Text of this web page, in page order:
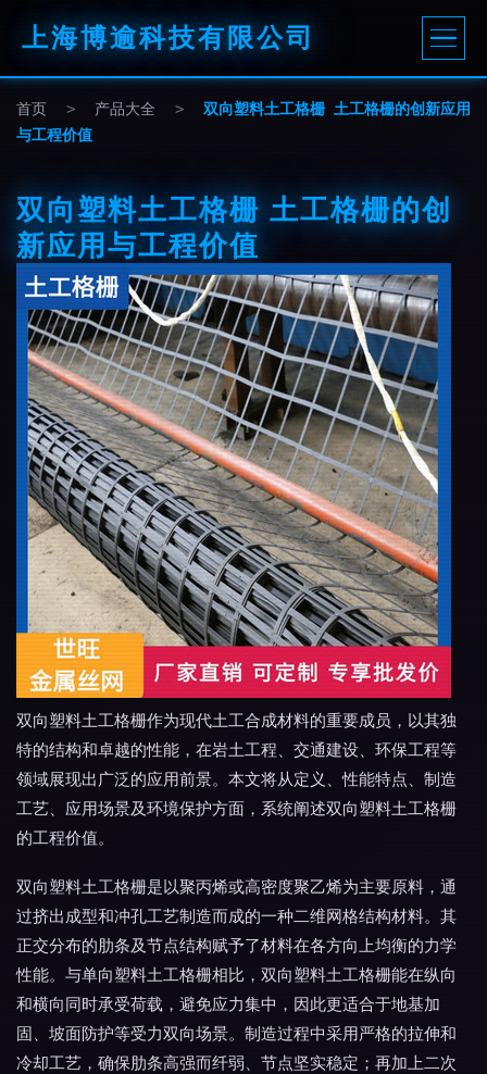
上海博逾科技有限公司
首页 > 产品大全 >
双向塑料土工格栅 土工格栅的创新应用
与工程价值
双向塑料土工格栅 土工格栅的创
新应用与工程价值
双向塑料土工格栅作为现代土工合成材料的重要成员，以其独
特的结构和卓越的性能，在岩土工程、交通建设、环保工程等
领域展现出广泛的应用前景。本文将从定义、性能特点、制造
工艺、应用场景及环境保护方面，系统阐述双向塑料土工格栅
的工程价值。
双向塑料土工格栅是以聚丙烯或高密度聚乙烯为主要原料，通
过挤出成型和冲孔工艺制造而成的一种二维网格结构材料。其
正交分布的肋条及节点结构赋予了材料在各方向上均衡的力学
性能。与单向塑料土工格栅相比，双向塑料土工格栅能在纵向
和横向同时承受荷载，避免应力集中，因此更适合于地基加
固、坡面防护等受力双向场景。制造过程中采用严格的拉伸和
冷却工艺，确保肋条高强而纤弱、节点坚实稳定；再加上二次